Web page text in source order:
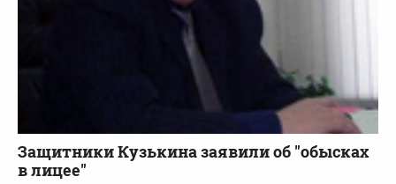
Защитники Кузькина заявили об "обысках
в лицее"